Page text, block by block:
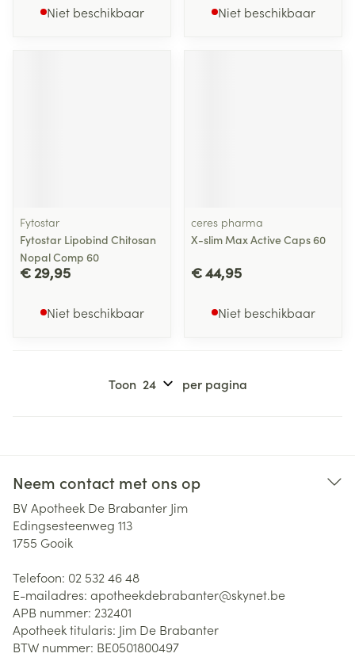
Niet beschikbaar Niet beschikbaar
Fytostar
Fytostar Lipobind Chitosan
Nopal Comp 60
€ 29,95
Niet beschikbaar
ceres pharma
X-slim Max Active Caps 60
€ 44,95
Niet beschikbaar
Toon per pagina
Neem contact met ons op
BV Apotheek De Brabanter Jim
Edingsesteenweg 113
1755 Gooik
Telefoon: 02 532 46 48
E-mailadres: apotheekdebrabanter@skynet.be
APB nummer: 232401
Apotheek titularis: Jim De Brabanter
BTW nummer: BE0501800497